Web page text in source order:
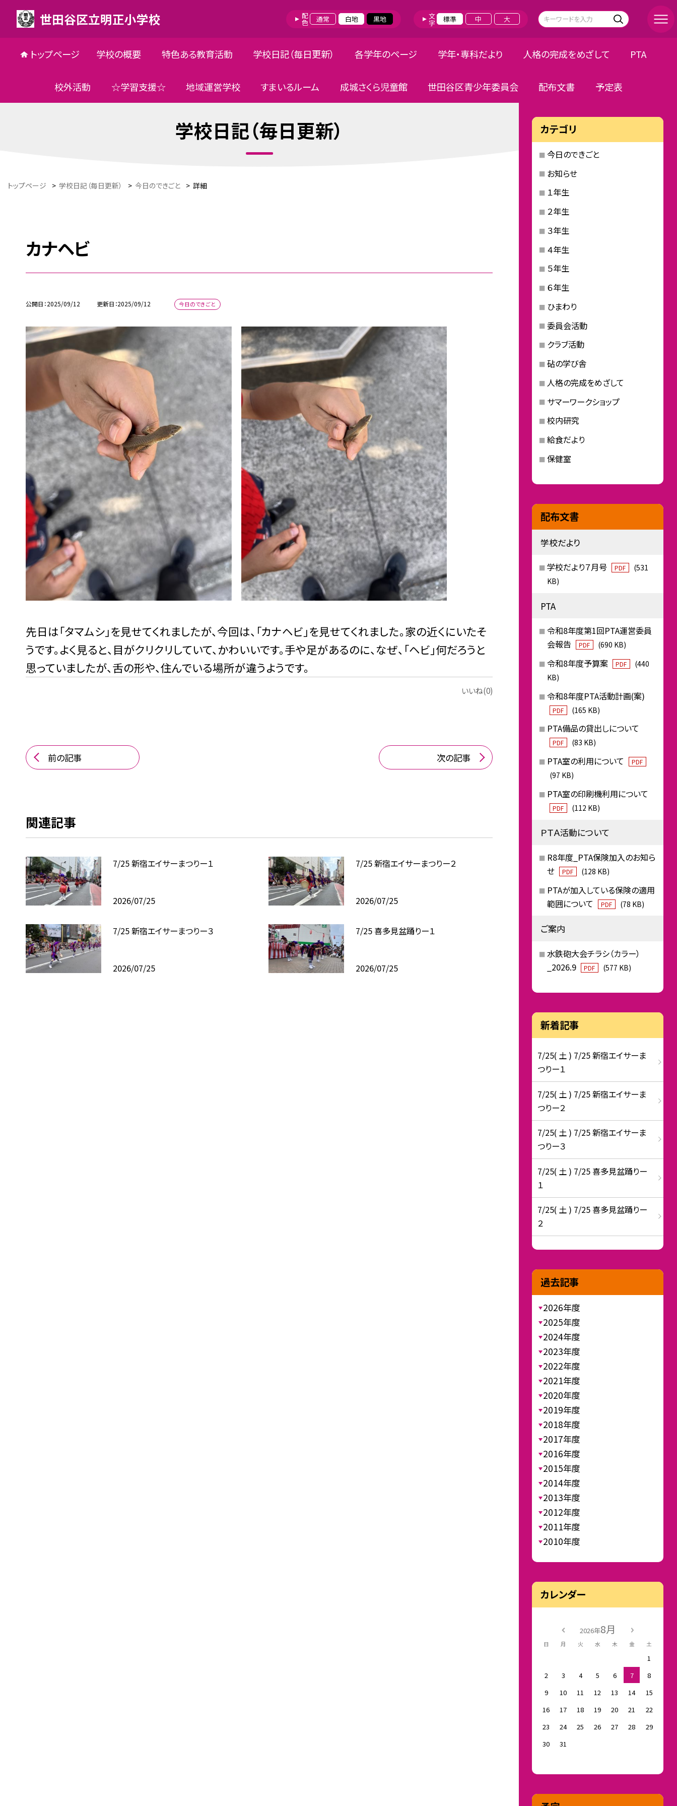
世田谷区立明正小学校 配色 通常 白地 黒地 文字 標準 中 大
トップページ 学校の概要 特色ある教育活動 学校日記（毎日更新） 各学年のページ 学年・専科だより 人格の完成をめざして PTA
校外活動 ☆学習支援☆ 地域運営学校 すまいるルーム 成城さくら児童館 世田谷区青少年委員会 配布文書 予定表
学校日記（毎日更新）
トップページ > 学校日記（毎日更新） > 今日のできごと > 詳細
カナヘビ
公開日 2025/09/12 更新日 2025/09/12 今日のできごと
先日は「タマムシ」を見せてくれましたが、今回は、「カナヘビ」を見せてくれました。家の近くにいたそ
うです。よく見ると、目がクリクリしていて、かわいいです。手や足があるのに、なぜ、「ヘビ」何だろうと
思っていましたが、舌の形や、住んでいる場所が違うようです。
いいね(0)
前の記事 次の記事
関連記事
7/25 新宿エイサーまつりー１
2026/07/25
7/25 新宿エイサーまつりー２
2026/07/25
7/25 新宿エイサーまつりー３
2026/07/25
7/25 喜多見盆踊りー１
2026/07/25
カテゴリ
今日のできごと
お知らせ
１年生
２年生
３年生
４年生
５年生
６年生
ひまわり
委員会活動
クラブ活動
砧の学び舎
人格の完成をめざして
サマーワークショップ
校内研究
給食だより
保健室
配布文書
学校だより
学校だより７月号 PDF
(531
KB)
PTA
令和8年度第1回PTA運営委員
会報告
PDF (690 KB)
令和8年度予算案 PDF
(440
KB)
令和8年度PTA活動計画(案)
PDF (165 KB)
PTA備品の貸出しについて
PDF (83 KB)
PTA室の利用について PDF
(97 KB)
PTA室の印刷機利用について
PDF (112 KB)
ＰＴＡ活動について
R8年度_PTA保険加入のお知ら
せ
PDF (128 KB)
PTAが加入している保険の適用
範囲について
PDF (78 KB)
ご案内
水鉄砲大会チラシ（カラー）
_2026.9
PDF (577 KB)
新着記事
7/25( 土 ) 7/25 新宿エイサーま
つりー１
7/25( 土 ) 7/25 新宿エイサーま
つりー２
7/25( 土 ) 7/25 新宿エイサーま
つりー３
7/25( 土 ) 7/25 喜多見盆踊りー
１
7/25( 土 ) 7/25 喜多見盆踊りー
２
過去記事
2026年度
2025年度
2024年度
2023年度
2022年度
2021年度
2020年度
2019年度
2018年度
2017年度
2016年度
2015年度
2014年度
2013年度
2012年度
2011年度
2010年度
カレンダー
2026年8月
日 月 火 水 木 金 土
1
2
3 4 5 6 7
8
9
10 11 12 13 14
15
16
17 18 19 20 21
22
23
24 25 26 27 28
29
30
31